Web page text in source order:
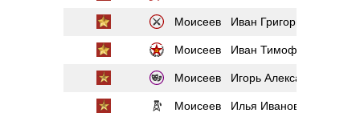
Моисеев Иван Григорьевич
Моисеев Иван Тимофеевич
Моисеев Игорь Александрович
Моисеев Илья Иванович